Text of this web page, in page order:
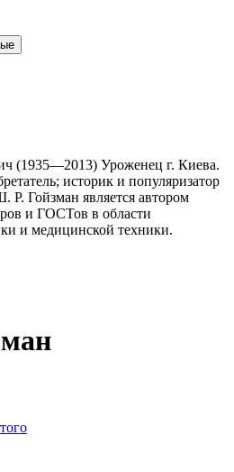
(1935—2013) Уроженец г. Киева.
историк и популяризатор
Р. Гойзман является автором
и ГОСТов в области
и медицинской техники.